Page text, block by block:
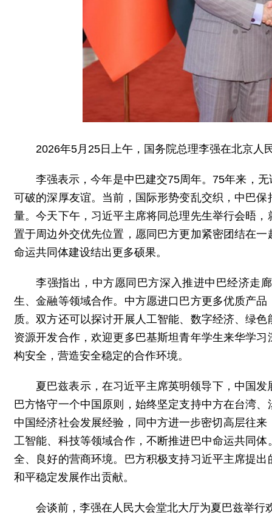
2026年5月25日上午，国务院总理李强在北京人
李强表示，今年是中巴建交75周年。75年来，
可破的深厚友谊。当前，国际形势变乱交织，中巴
量。今天下午，习近平主席将同总理先生举行会晤
置于周边外交优先位置，愿同巴方更加紧密团结在
命运共同体建设结出更多硕果。
李强指出，中方愿同巴方深入推进中巴经济走
生、金融等领域合作。中方愿进口巴方更多优质产
质。双方还可以探讨开展人工智能、数字经济、绿
资源开发合作，欢迎更多巴基斯坦青年学生来华学
构安全，营造安全稳定的合作环境。
夏巴兹表示，在习近平主席英明领导下，中国
巴方恪守一个中国原则，始终坚定支持中方在台湾
中国经济社会发展经验，同中方进一步密切高层往
工智能、科技等领域合作，不断推进巴中命运共同
全、良好的营商环境。巴方积极支持习近平主席提
和平稳定发展作出贡献。
会谈前，李强在人民大会堂北大厅为夏巴兹举行